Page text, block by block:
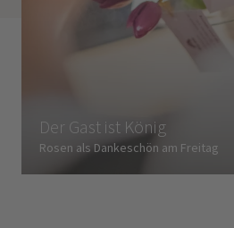
Der Gast ist König
Rosen als Dankeschön am Freitag